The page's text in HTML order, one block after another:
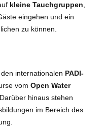
kleine Tauchgruppen,
eingehen und ein
zu können.
internationalen PADI-
vom Open Water
hinaus stehen
im Bereich des